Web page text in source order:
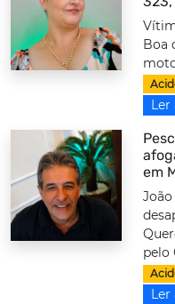
Boa
em
pelo